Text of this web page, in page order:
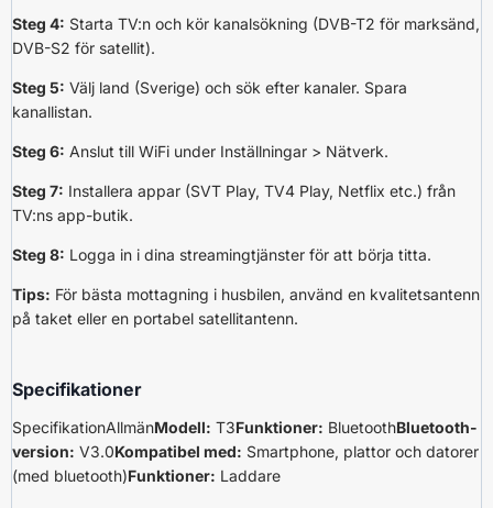
Steg 4: Starta TV:n och kör kanalsökning (DVB-T2 för marksänd,
DVB-S2 för satellit).
Steg 5: Välj land (Sverige) och sök efter kanaler. Spara
kanallistan.
Steg 6: Anslut till WiFi under Inställningar > Nätverk.
Steg 7: Installera appar (SVT Play, TV4 Play, Netflix etc.) från
TV:ns app-butik.
Steg 8: Logga in i dina streamingtjänster för att börja titta.
Tips: För bästa mottagning i husbilen, använd en kvalitetsantenn
på taket eller en portabel satellitantenn.
Specifikationer
SpecifikationAllmänModell: T3Funktioner: BluetoothBluetooth-
version: V3.0Kompatibel med: Smartphone, plattor och datorer
(med bluetooth)Funktioner: Laddare